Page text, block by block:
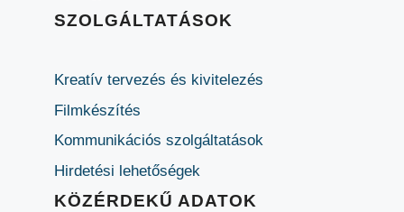
SZOLGÁLTATÁSOK
Kreatív tervezés és kivitelezés
Filmkészítés
Kommunikációs szolgáltatások
Hirdetési lehetőségek
KÖZÉRDEKŰ ADATOK